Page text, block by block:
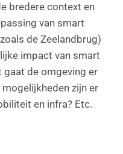
bredere context en
van smart
de Zeelandbrug)
impact van smart
gaat de omgeving er
zijn er
en infra? Etc.